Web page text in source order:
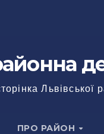
Львівської
ПРО РАЙОН